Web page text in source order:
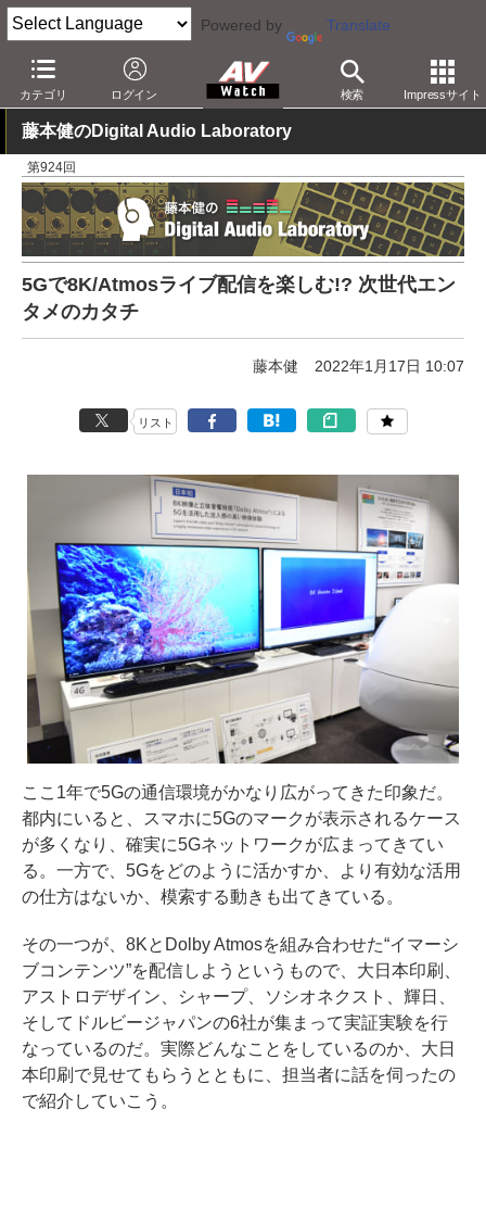
Powered by Translate
カテゴリ ログイン 検索 Impressサイト
AV Watch 動向 技術・デバイス 映像技術
藤本健のDigital Audio Laboratory
第924回
5Gで8K/Atmosライブ配信を楽しむ!? 次世代エン
タメのカタチ
藤本健 2022年1月17日 10:07
リスト
ここ1年で5Gの通信環境がかなり広がってきた印象だ。
都内にいると、スマホに5Gのマークが表示されるケース
が多くなり、確実に5Gネットワークが広まってきてい
る。一方で、5Gをどのように活かすか、より有効な活用
の仕方はないか、模索する動きも出てきている。
その一つが、8KとDolby Atmosを組み合わせた“イマーシ
ブコンテンツ”を配信しようというもので、大日本印刷、
アストロデザイン、シャープ、ソシオネクスト、輝日、
そしてドルビージャパンの6社が集まって実証実験を行
なっているのだ。実際どんなことをしているのか、大日
本印刷で見せてもらうとともに、担当者に話を伺ったの
で紹介していこう。